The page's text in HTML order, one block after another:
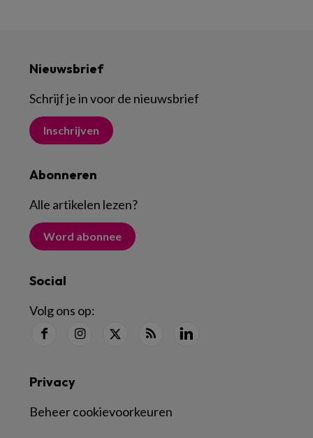
Nieuwsbrief
Schrijf je in voor de nieuwsbrief
Inschrijven
Abonneren
Alle artikelen lezen?
Word abonnee
Social
Volg ons op:
Privacy
Beheer cookievoorkeuren